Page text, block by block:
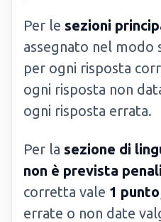
Per le sezioni
assegnato nel modo
per ogni risposta
ogni risposta non
ogni risposta errata.
Per la sezione di
non è prevista
corretta vale 1 punto
errate o non date